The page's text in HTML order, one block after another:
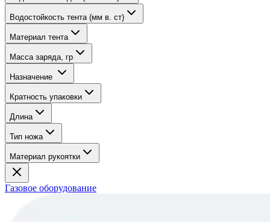
Водостойкость тента (мм в. ст)
Материал тента
Масса заряда, гр
Назначение
Кратность упаковки
Длина
Тип ножа
Материал рукоятки
Газовое оборудование